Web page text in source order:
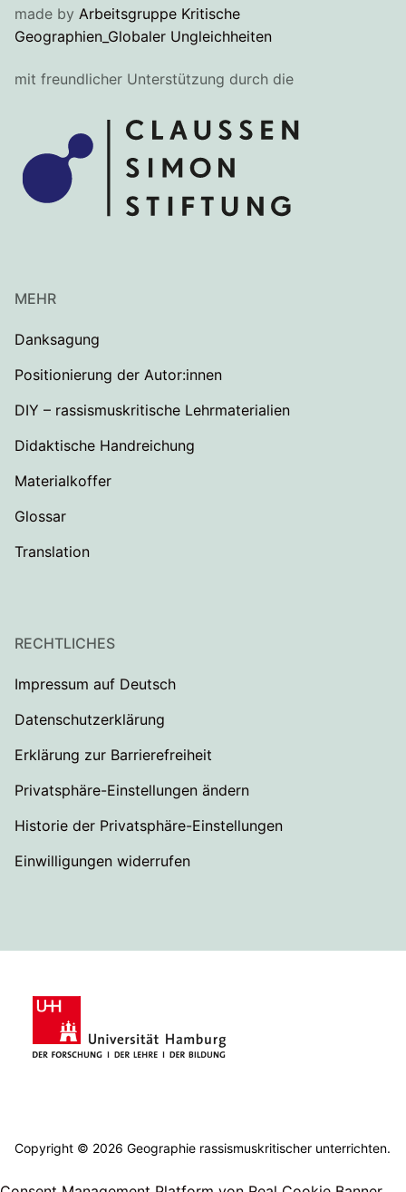
made by Arbeitsgruppe Kritische
Geographien_Globaler Ungleichheiten
mit freundlicher Unterstützung durch die
MEHR
Danksagung
Positionierung der Autor:innen
DIY – rassismuskritische Lehrmaterialien
Didaktische Handreichung
Materialkoffer
Glossar
Translation
RECHTLICHES
Impressum auf Deutsch
Datenschutzerklärung
Erklärung zur Barrierefreiheit
Privatsphäre-Einstellungen ändern
Historie der Privatsphäre-Einstellungen
Einwilligungen widerrufen
Copyright © 2026 Geographie rassismuskritischer unterrichten.